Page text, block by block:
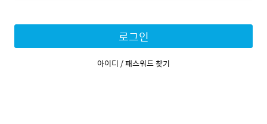
로그인
아이디 / 패스워드 찾기